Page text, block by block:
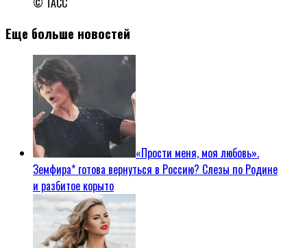
Еще больше новостей
«Прости меня, моя любовь».
Земфира* готова вернуться в Россию? Слезы по Родине
и разбитое корыто